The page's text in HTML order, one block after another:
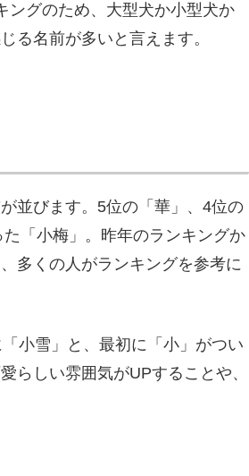
ングのため、大型犬か小型犬か
る名前が多いと言えます。
並びます。5位の「華」、4位の
「小梅」。昨年のランキングか
多くの人がランキングを参考に
小雪」と、最初に「小」がつい
らしい雰囲気がUPすることや、